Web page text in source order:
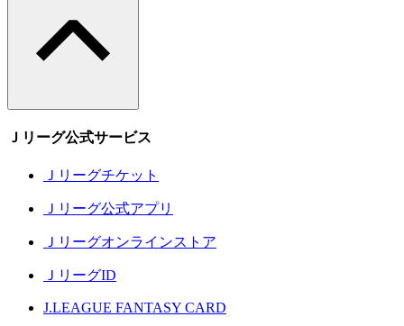
Ｊリーグ公式サービス
Ｊリーグチケット
Ｊリーグ公式アプリ
Ｊリーグオンラインストア
ＪリーグID
J.LEAGUE FANTASY CARD